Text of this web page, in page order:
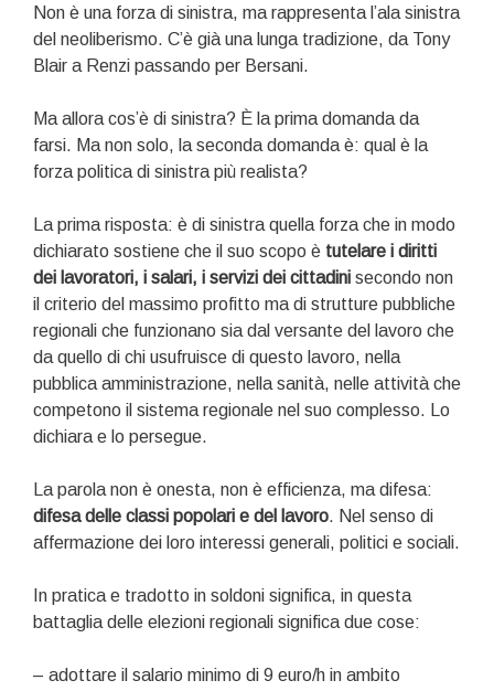
Non è una forza di sinistra, ma rappresenta l’ala sinistra
del neoliberismo. C’è già una lunga tradizione, da Tony
Blair a Renzi passando per Bersani.
Ma allora cos’è di sinistra? È la prima domanda da
farsi. Ma non solo, la seconda domanda è: qual è la
forza politica di sinistra più realista?
La prima risposta: è di sinistra quella forza che in modo
dichiarato sostiene che il suo scopo è tutelare i diritti
dei lavoratori, i salari, i servizi dei cittadini secondo non
il criterio del massimo profitto ma di strutture pubbliche
regionali che funzionano sia dal versante del lavoro che
da quello di chi usufruisce di questo lavoro, nella
pubblica amministrazione, nella sanità, nelle attività che
competono il sistema regionale nel suo complesso. Lo
dichiara e lo persegue.
La parola non è onesta, non è efficienza, ma difesa:
difesa delle classi popolari e del lavoro. Nel senso di
affermazione dei loro interessi generali, politici e sociali.
In pratica e tradotto in soldoni significa, in questa
battaglia delle elezioni regionali significa due cose:
– adottare il salario minimo di 9 euro/h in ambito